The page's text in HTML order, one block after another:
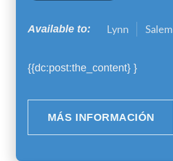
Available to: Lynn Salem
{{dc:post:the_content} }
MÁS INFORMACIÓN